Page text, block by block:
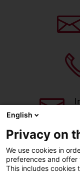
English
Privacy on
We use cookies in
preferences and offer
This includes cookies